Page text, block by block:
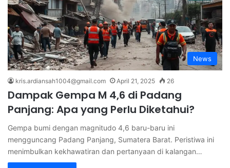
News
kris.ardiansah1004@gmail.com April 21, 2025 26
Dampak Gempa M 4,6 di Padang
Panjang: Apa yang Perlu Diketahui?
Gempa bumi dengan magnitudo 4,6 baru-baru ini
mengguncang Padang Panjang, Sumatera Barat. Peristiwa ini
menimbulkan kekhawatiran dan pertanyaan di kalangan…